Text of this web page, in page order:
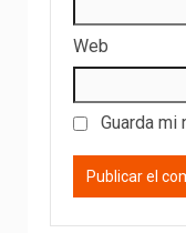
Web
Guarda